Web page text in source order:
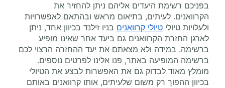
בפניכם רשימת היעדים אליהם ניתן להחזיר את
הקרוואנים. לעיתים, בתיאום מראש ובהתאם לאפשרויות
ולעלויות טיולי טיולי קרוואנים בניו זילנד בכיוון אחד, ניתן
לארגן החזרת הקרוואנים גם ביעד אחר שאינו מופיע
ברשימה. במידה ולא מצאתם את יעד ההחזרה הרצוי לכם
ברשימה המופיעה באתר, פנו אלינו לפרטים נוספים.
מומלץ מאוד לבדוק גם את האפשרות לבצע את הטיולי
בכיוון ההפוך רק משום שלעיתים, אותו קרוואנים באותם